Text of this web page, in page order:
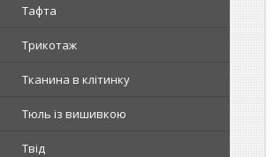
Тафта
Трикотаж
Тканина в клітинку
Тюль із вишивкою
Твід